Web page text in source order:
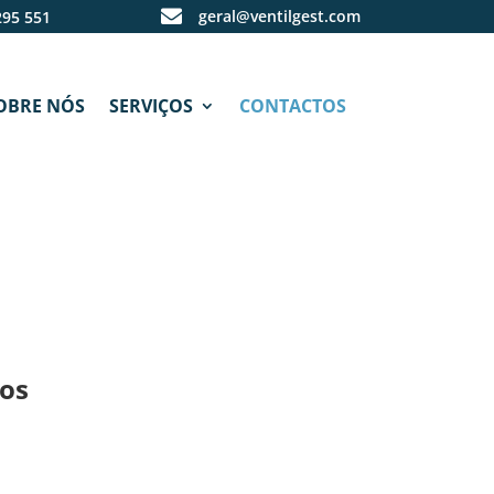
551  geral@ventilgest.com
NÓS SERVIÇOS CONTACTOS